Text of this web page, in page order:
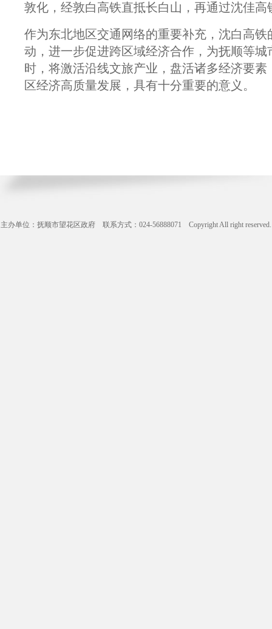
敦化，经敦白高铁直抵长白山，再通过沈佳
作为东北地区交通网络的重要补充，沈白高
动，进一步促进跨区域经济合作，为抚顺等
时，将激活沿线文旅产业，盘活诸多经济要
区经济高质量发展，具有十分重要的意义。
主办单位：抚顺市望花区政府 联系方式：024-56888071 Copyright All right